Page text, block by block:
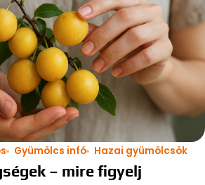
Gyümölcs infó Hazai gyümölcsök
– mire figyelj